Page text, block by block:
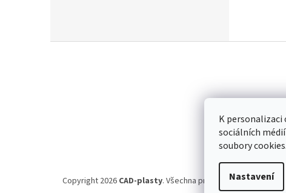
K personalizaci
sociálních
soubory
Nastavení
Copyright 2026 CAD-plasty. Všechna práva vyhrazena.